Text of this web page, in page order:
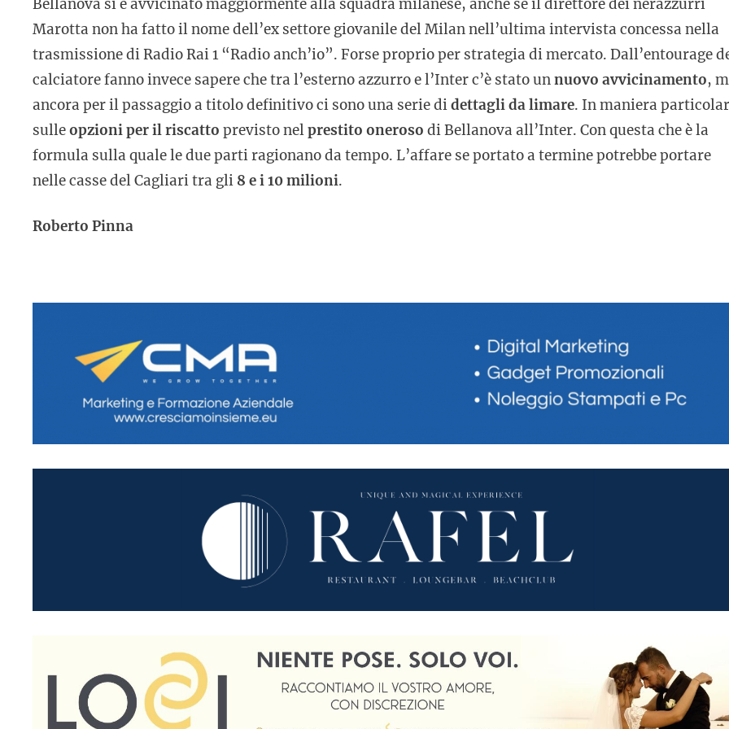
Bellanova si è avvicinato maggiormente alla squadra milanese, anche se il direttore dei nerazzurri
Marotta non ha fatto il nome dell’ex settore giovanile del Milan nell’ultima intervista concessa nella
trasmissione di Radio Rai 1 “Radio anch’io”. Forse proprio per strategia di mercato. Dall’entourage
calciatore fanno invece sapere che tra l’esterno azzurro e l’Inter c’è stato unnuovo avvicinamento,
ancora per il passaggio a titolo definitivo ci sono una serie didettagli da limare. In maniera
sulleopzioni per il riscatto previsto nelprestito oneroso di Bellanova all’Inter. Con questa che è la
formula sulla quale le due parti ragionano da tempo. L’affare se portato a termine potrebbe portare
nelle casse del Cagliari tra gli 8 e i 10 milioni.
Roberto Pinna